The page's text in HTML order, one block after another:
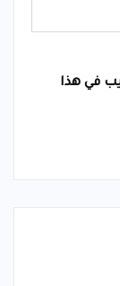
في هذا